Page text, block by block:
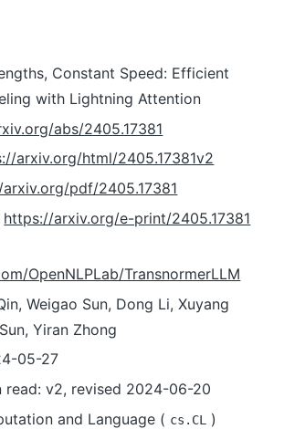
Constant Speed: Efficient
with Lightning Attention
abs/2405.17381
arxiv.org/html/2405.17381v2
pdf/2405.17381
https://arxiv.org/e-print/2405.17381
OpenNLPLab/TransnormerLLM
Weigao Sun, Dong Li, Xuyang
Yiran Zhong
05-27
read: v2, revised 2024-06-20
and Language ( cs.CL
)